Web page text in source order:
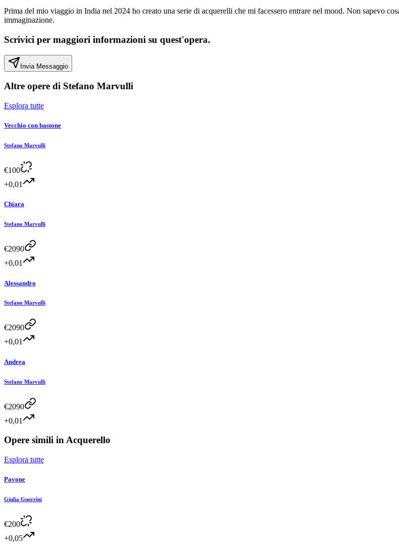
Prima del mio viaggio in India nel 2024 ho creato una serie di acquerelli che mi facessero entrare nel mood. Non sapevo
immaginazione.
Scrivici per maggiori informazioni su quest'opera.
Invia Messaggio
Altre opere di Stefano Marvulli
Esplora tutte
Vecchio con bastone
Stefano Marvulli
€100
+0,01
Chiara
Stefano Marvulli
€2090
+0,01
Alessandro
Stefano Marvulli
€2090
+0,01
Andrea
Stefano Marvulli
€2090
+0,01
Opere simili inAcquerello
Esplora tutte
Pavone
Giulia Guerrini
€200
+0,05